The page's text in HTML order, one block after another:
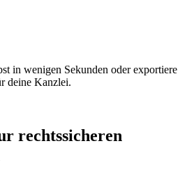
in wenigen Sekunden oder exportiere
deine Kanzlei.
rechtssicheren